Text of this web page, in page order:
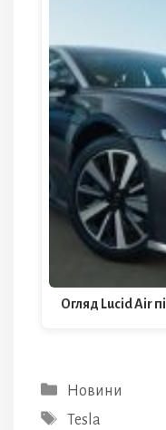
Огляд Lucid Air
Категорії
Новини
Позначки
Tesla